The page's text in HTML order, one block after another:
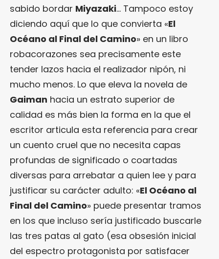
sabido bordar Miyazaki… Tampoco estoy
diciendo aquí que lo que convierta «El
Océano al Final del Camino» en un libro
robacorazones sea precisamente este
tender lazos hacia el realizador nipón, ni
mucho menos. Lo que eleva la novela de
Gaiman hacia un estrato superior de
calidad es más bien la forma en la que el
escritor articula esta referencia para crear
un cuento cruel que no necesita capas
profundas de significado o coartadas
diversas para arrebatar a quien lee y para
justificar su carácter adulto: «El Océano al
Final del Camino» puede presentar tramos
en los que incluso sería justificado buscarle
las tres patas al gato (esa obsesión inicial
del espectro protagonista por satisfacer